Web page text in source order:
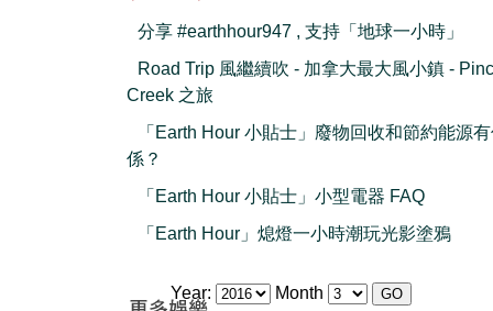
分享 #earthhour947 , 支持「地球一小時」
Road Trip 風繼續吹 - 加拿大最大風小鎮 -
Creek 之旅
「Earth Hour 小貼士」廢物回收和節約能源
係？
「Earth Hour 小貼士」小型電器 FAQ
「Earth Hour」熄燈一小時潮玩光影塗鴉
Year: Month